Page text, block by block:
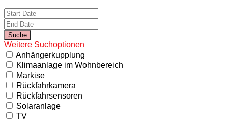
Weitere Suchoptionen
Anhängerkupplung
Klimaanlage im Wohnbereich
Markise
Rückfahrkamera
Rückfahrsensoren
Solaranlage
TV